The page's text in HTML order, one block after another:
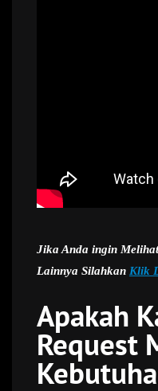
Jika Anda ingin
Lainnya Silahkan Klik
Apakah
Request